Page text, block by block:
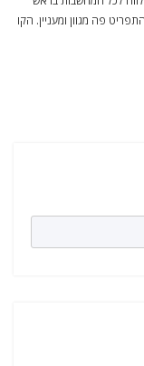
פה מגוון ומעניין. הקו